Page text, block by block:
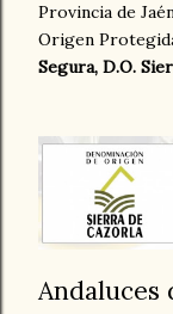
Provincia de
Origen
Segura, D.O.
Andaluces